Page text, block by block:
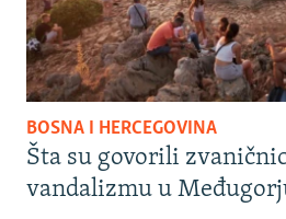
BOSNA I HERCEGOVINA
Šta su govorili
vandalizmu u